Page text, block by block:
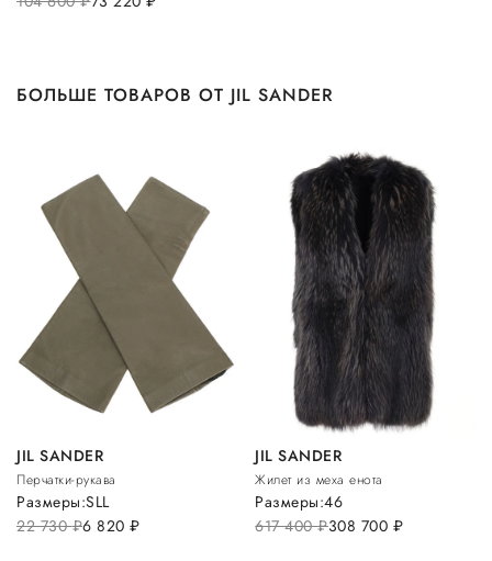
БОЛЬШЕ ТОВАРОВ ОТ JIL SANDER
JIL SANDER
Перчатки-рукава
22 730руб.6 820 руб.
Размеры:SLL
JIL SANDER
Жилет из меха енота
617 400руб.308 700 руб.
Размеры:46